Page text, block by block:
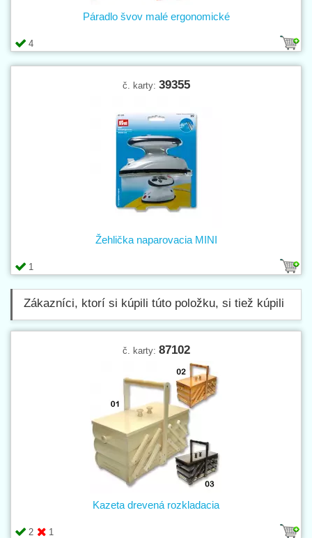
4
Páradlo švov malé ergonomické
č. karty: 39355
1
Žehlička naparovacia MINI
Zákazníci, ktorí si kúpili túto položku, si tiež kúpili
č. karty: 87102
2 1
Kazeta drevená rozkladacia